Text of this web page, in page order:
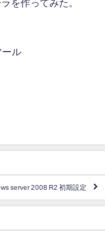
を作ってみた。
ール
server 2008 R2 初期設定